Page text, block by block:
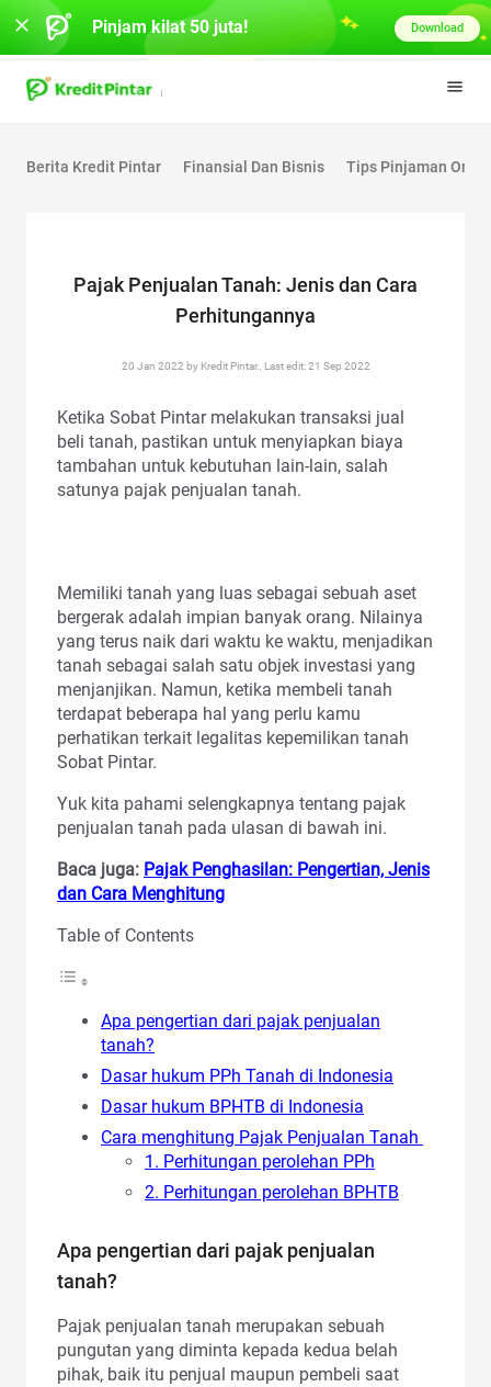
Berita Kredit Pintar Finansial Dan Bisnis Tips Pinjaman
Pajak Penjualan Tanah: Jenis dan Cara
Perhitungannya
20 Jan 2022 by Kredit Pintar., Last edit: 21 Sep 2022
Ketika Sobat Pintar melakukan transaksi jual
beli tanah, pastikan untuk menyiapkan biaya
tambahan untuk kebutuhan lain-lain, salah
satunya pajak penjualan tanah.
Memiliki tanah yang luas sebagai sebuah aset
bergerak adalah impian banyak orang. Nilainya
yang terus naik dari waktu ke waktu, menjadikan
tanah sebagai salah satu objek investasi yang
menjanjikan. Namun, ketika membeli tanah
terdapat beberapa hal yang perlu kamu
perhatikan terkait legalitas kepemilikan tanah
Sobat Pintar.
Yuk kita pahami selengkapnya tentang pajak
penjualan tanah pada ulasan di bawah ini.
Baca juga: Pajak Penghasilan: Pengertian, Jenis
dan Cara Menghitung
Table of Contents
Apa pengertian dari pajak penjualan
tanah?
Dasar hukum PPh Tanah di Indonesia
Dasar hukum BPHTB di Indonesia
Cara menghitung Pajak Penjualan Tanah
1. Perhitungan perolehan PPh
2. Perhitungan perolehan BPHTB
Apa pengertian dari pajak penjualan
tanah?
Pajak penjualan tanah merupakan sebuah
pungutan yang diminta kepada kedua belah
pihak, baik itu penjual maupun pembeli saat
Pinjam kilat 50 juta! Download